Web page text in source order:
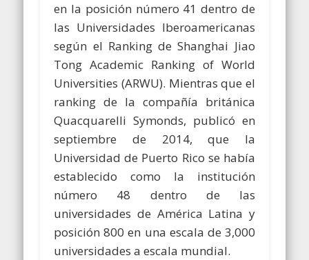
en la posición número 41 dentro de
las Universidades Iberoamericanas
según el Ranking de Shanghai Jiao
Tong Academic Ranking of World
Universities (ARWU). Mientras que el
ranking de la compañía británica
Quacquarelli Symonds, publicó en
septiembre de 2014, que la
Universidad de Puerto Rico se había
establecido como la institución
número 48 dentro de las
universidades de América Latina y
posición 800 en una escala de 3,000
universidades a escala mundial.